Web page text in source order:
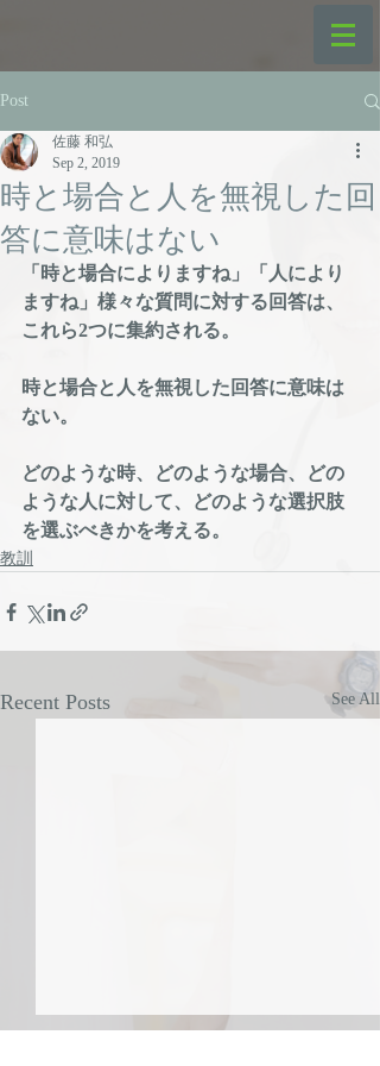
Post
時と場合と人を無視した回
答に意味はない
佐藤 和弘
Sep 2, 2019
「時と場合によりますね」「人により
ますね」様々な質問に対する回答は、
これら2つに集約される。
時と場合と人を無視した回答に意味は
ない。
どのような時、どのような場合、どの
ような人に対して、どのような選択肢
を選ぶべきかを考える。
教訓
Recent Posts See All